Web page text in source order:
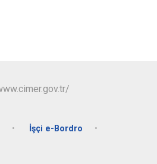
İşçi e-Bordro